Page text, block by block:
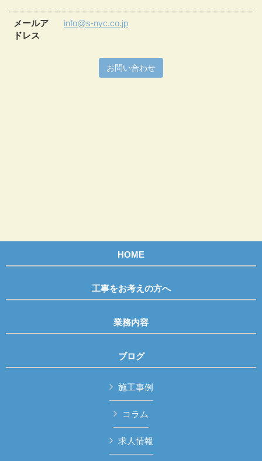
メールア
ドレス
info@s-nyc.co.jp
お問い合わせ
HOME
工事をお考えの方へ
業務内容
ブログ
施工事例
コラム
求人情報